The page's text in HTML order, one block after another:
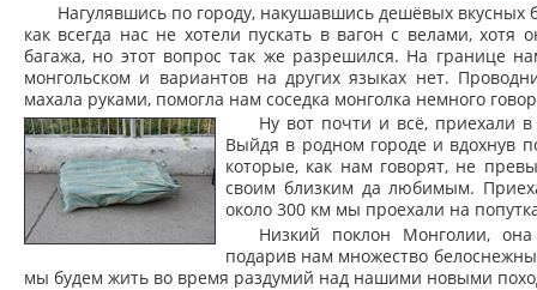
Нагулявшись по городу, накушавшись дешёвых вкусных
как всегда нас не хотели пускать в вагон с велами,
багажа, но этот вопрос так же разрешился. На границе
монгольском и вариантов на других языках нет.
махала руками, помогла нам соседка монголка немного
Ну вот почти и всё, приехали в
Выйдя в родном городе и вдохнув
которые, как нам говорят, не
своим близким да любимым.
около 300 км мы проехали на
Низкий поклон Монголии,
подарив нам множество
мы будем жить во время раздумий над нашими новыми